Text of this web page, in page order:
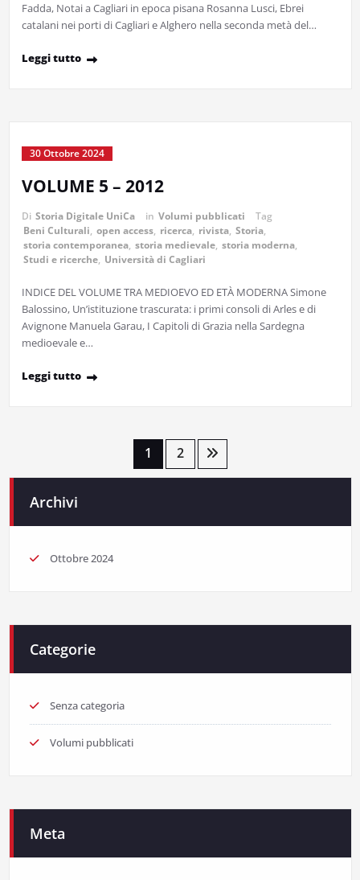
Fadda, Notai a Cagliari in epoca pisana Rosanna Lusci, Ebrei
catalani nei porti di Cagliari e Alghero nella seconda metà del…
Leggi tutto
30 Ottobre 2024
VOLUME 5 – 2012
Di Storia Digitale UniCa in Volumi pubblicati
Tag
Beni Culturali, open access, ricerca, rivista, Storia,
storia contemporanea, storia medievale, storia moderna,
Studi e ricerche, Università di Cagliari
INDICE DEL VOLUME TRA MEDIOEVO ED ETÀ MODERNA Simone
Balossino, Un’istituzione trascurata: i primi consoli di Arles e di
Avignone Manuela Garau, I Capitoli di Grazia nella Sardegna
medioevale e…
Leggi tutto
degli
articoli
1 2
Archivi
Ottobre 2024
Categorie
Senza categoria
Volumi pubblicati
Meta